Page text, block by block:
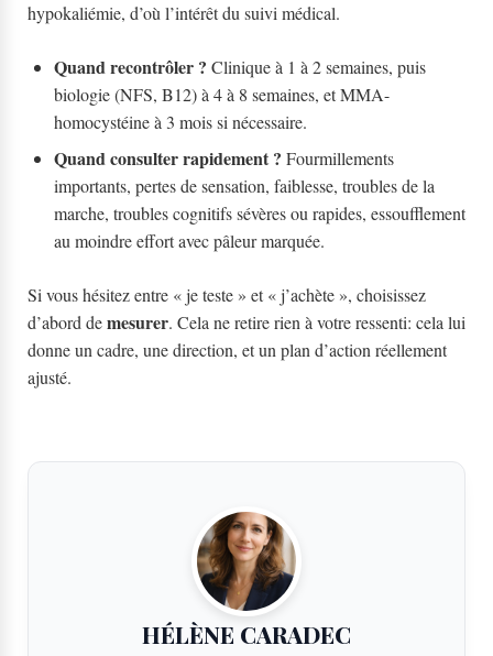
hypokaliémie, d’où l’intérêt du suivi médical.
Quand recontrôler ? Clinique à 1 à 2 semaines, puis
biologie (NFS, B12) à 4 à 8 semaines, et MMA-
homocystéine à 3 mois si nécessaire.
Quand consulter rapidement ? Fourmillements
importants, pertes de sensation, faiblesse, troubles de la
marche, troubles cognitifs sévères ou rapides, essoufflement
au moindre effort avec pâleur marquée.
Si vous hésitez entre « je teste » et « j’achète », choisissez
d’abord demesurer. Cela ne retire rien à votre ressenti: cela lui
donne un cadre, une direction, et un plan d’action réellement
ajusté.
HÉLÈNE CARADEC